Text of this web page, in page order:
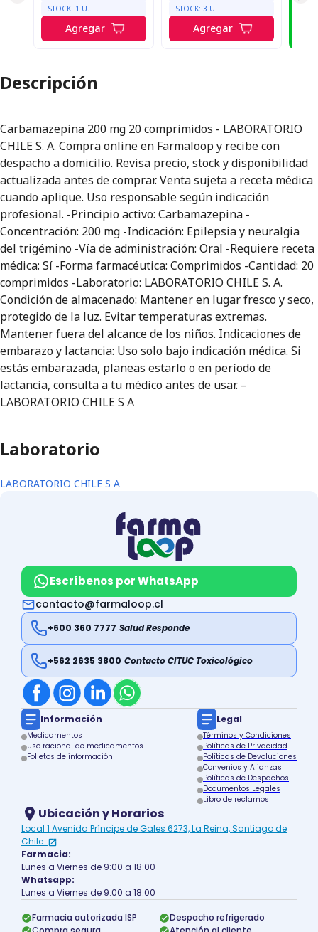
STOCK: 1 U.
Agregar
STOCK: 3 U.
Agregar
Descripción
Carbamazepina 200 mg 20 comprimidos - LABORATORIO
CHILE S. A. Compra online en Farmaloop y recibe con
despacho a domicilio. Revisa precio, stock y disponibilidad
actualizada antes de comprar. Venta sujeta a receta médica
cuando aplique. Uso responsable según indicación
profesional. -Principio activo: Carbamazepina -
Concentración: 200 mg -Indicación: Epilepsia y neuralgia
del trigémino -Vía de administración: Oral -Requiere receta
médica: Sí -Forma farmacéutica: Comprimidos -Cantidad: 20
comprimidos -Laboratorio: LABORATORIO CHILE S. A.
Condición de almacenado: Mantener en lugar fresco y seco,
protegido de la luz. Evitar temperaturas extremas.
Mantener fuera del alcance de los niños. Indicaciones de
embarazo y lactancia: Uso solo bajo indicación médica. Si
estás embarazada, planeas estarlo o en período de
lactancia, consulta a tu médico antes de usar. –
LABORATORIO CHILE S A
Laboratorio
LABORATORIO CHILE S A
Escríbenos por WhatsApp
contacto@farmaloop.cl
+600 360 7777 Salud Responde
+562 2635 3800 Contacto CITUC Toxicológico
Información
Medicamentos
Uso racional de medicamentos
Folletos de información
Legal
Términos y Condiciones
Políticas de Privacidad
Políticas de Devoluciones
Convenios y Alianzas
Políticas de Despachos
Documentos Legales
Libro de reclamos
Ubicación y Horarios
Local 1 Avenida Príncipe de Gales 6273, La Reina, Santiago de
Chile.
Farmacia:
Lunes a Viernes de 9:00 a 18:00
Whatsapp:
Lunes a Viernes de 9:00 a 18:00
Farmacia autorizada ISP
Despacho refrigerado